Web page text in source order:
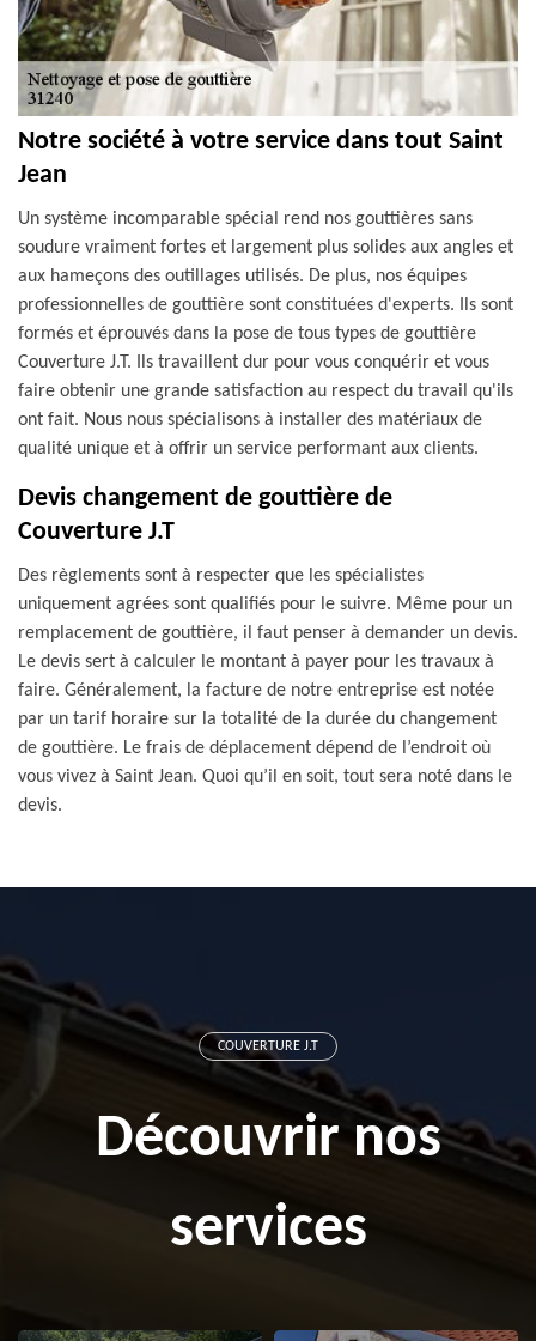
Notre société à votre service dans tout Saint
Jean
Un système incomparable spécial rend nos gouttières sans
soudure vraiment fortes et largement plus solides aux angles et
aux hameçons des outillages utilisés. De plus, nos équipes
professionnelles de gouttière sont constituées d'experts. Ils sont
formés et éprouvés dans la pose de tous types de gouttière
Couverture J.T. Ils travaillent dur pour vous conquérir et vous
faire obtenir une grande satisfaction au respect du travail qu'ils
ont fait. Nous nous spécialisons à installer des matériaux de
qualité unique et à offrir un service performant aux clients.
Devis changement de gouttière de
Couverture J.T
Des règlements sont à respecter que les spécialistes
uniquement agrées sont qualifiés pour le suivre. Même pour un
remplacement de gouttière, il faut penser à demander un devis.
Le devis sert à calculer le montant à payer pour les travaux à
faire. Généralement, la facture de notre entreprise est notée
par un tarif horaire sur la totalité de la durée du changement
de gouttière. Le frais de déplacement dépend de l’endroit où
vous vivez à Saint Jean. Quoi qu’il en soit, tout sera noté dans le
devis.
COUVERTURE J.T
Découvrir nos
services